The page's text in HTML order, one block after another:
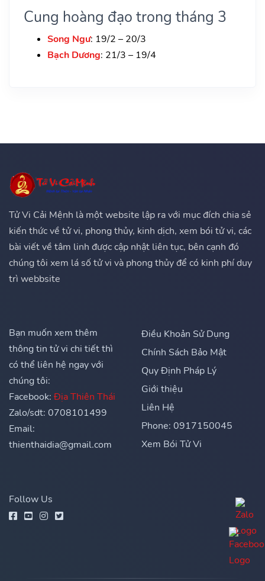
Cung hoàng đạo trong tháng 3
Song Ngư: 19/2 – 20/3
Bạch Dương: 21/3 – 19/4
Tử Vi Cải Mệnh là một website lập ra với mục đích chia sẻ
kiến thức về tử vi, phong thủy, kinh dịch, xem bói tử vi, các
bài viết về tâm linh được cập nhật liên tục, bên cạnh đó
chúng tôi xem lá số tử vi và phong thủy để có kinh phí duy
trì webbsite
Bạn muốn xem thêm
thông tin tử vi chi tiết thì
có thể liên hệ ngay với
chúng tôi:
Facebook: Địa Thiên Thái
Zalo/sdt: 0708101499
Email:
thienthaidia@gmail.com
Điều Khoản Sử Dụng
Chính Sách Bảo Mật
Quy Định Pháp Lý
Giới thiệu
Liên Hệ
Phone: 0917150045
Xem Bói Tử Vi
Follow Us